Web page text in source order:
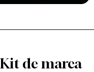
Kit de marca